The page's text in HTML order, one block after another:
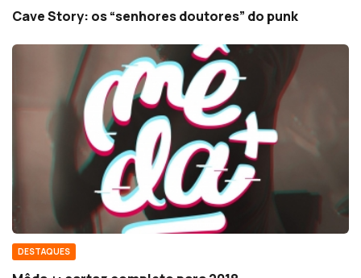
Cave Story: os “senhores doutores” do punk
DESTAQUES